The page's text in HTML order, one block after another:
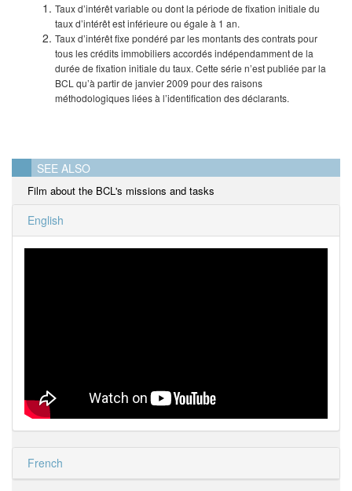
Taux d’intérêt variable ou dont la période de fixation initiale du
taux d’intérêt est inférieure ou égale à 1 an.
Taux d’intérêt fixe pondéré par les montants des contrats pour
tous les crédits immobiliers accordés indépendamment de la
durée de fixation initiale du taux. Cette série n’est publiée par la
BCL qu’à partir de janvier 2009 pour des raisons
méthodologiques liées à l’identification des déclarants.
SEE ALSO
Film about the BCL's missions and tasks
English
French